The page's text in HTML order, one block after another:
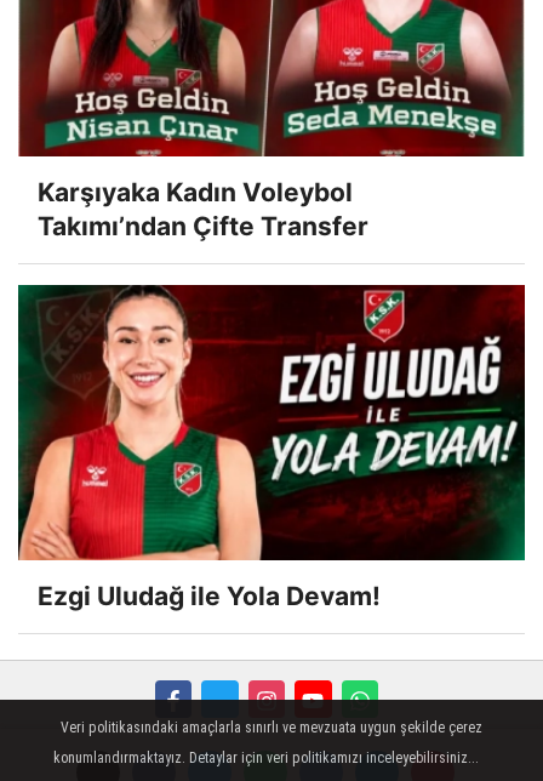
Karşıyaka Kadın Voleybol
Takımı’ndan Çifte Transfer
Ezgi Uludağ ile Yola Devam!
FORUM Haber Gönder Künye İletişim
Veri politikasındaki amaçlarla sınırlı ve mevzuata uygun şekilde çerez
konumlandırmaktayız. Detaylar için veri politikamızı inceleyebilirsiniz...